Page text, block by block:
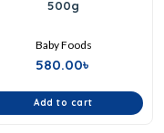
500g
Baby Foods
580.00৳
Add to cart